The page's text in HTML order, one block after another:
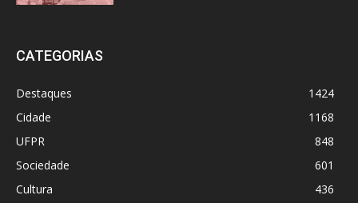
CATEGORIAS
Destaques
1424
Cidade
1168
UFPR
848
Sociedade
601
Cultura
436